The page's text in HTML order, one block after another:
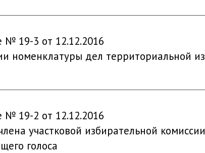
№ 19-3 от 12.12.2016
номенклатуры дел территориальной
№ 19-2 от 12.12.2016
участковой избирательной
голоса